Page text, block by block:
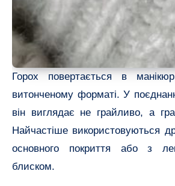
Горох повертається в
витонченому форматі. У
він виглядає не грайливо, а
Найчастіше використовуються
основного покриття або з
блиском.